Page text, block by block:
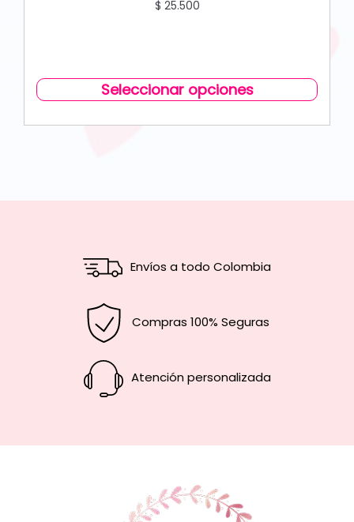
$ 25.500
Seleccionar opciones
Envíos a todo Colombia
Compras 100% Seguras
Atención personalizada